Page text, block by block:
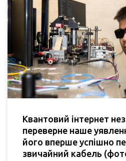
Квантовий інтернет
переверне наше
його вперше успішно
звичайний кабель